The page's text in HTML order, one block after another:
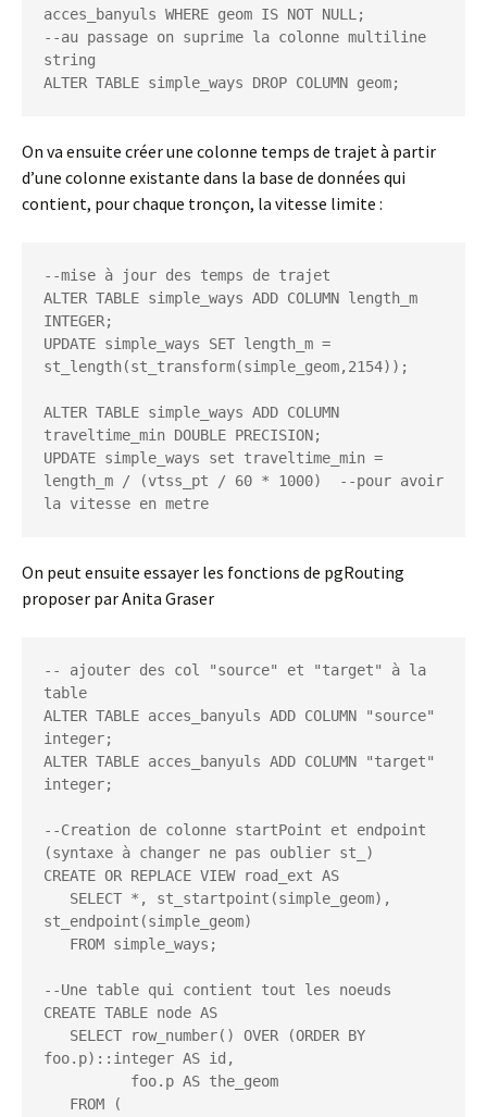
acces_banyuls WHERE geom IS NOT NULL;
--au passage on suprime la colonne multiline
string
ALTER TABLE simple_ways DROP COLUMN geom;
On va ensuite créer une colonne temps de trajet à partir
d’une colonne existante dans la base de données qui
contient, pour chaque tronçon, la vitesse limite :
--mise à jour des temps de trajet
ALTER TABLE simple_ways ADD COLUMN length_m
INTEGER;
UPDATE simple_ways SET length_m =
st_length(st_transform(simple_geom,2154));
ALTER TABLE simple_ways ADD COLUMN
traveltime_min DOUBLE PRECISION;
UPDATE simple_ways set traveltime_min =
length_m / (vtss_pt / 60 * 1000)  --pour avoir
la vitesse en metre
On peut ensuite essayer les fonctions de pgRouting
proposer par Anita Graser
-- ajouter des col "source" et "target" à la
table
ALTER TABLE acces_banyuls ADD COLUMN "source"
integer;
ALTER TABLE acces_banyuls ADD COLUMN "target"
integer;
--Creation de colonne startPoint et endpoint
(syntaxe à changer ne pas oublier st_)
CREATE OR REPLACE VIEW road_ext AS
SELECT *, st_startpoint(simple_geom),
st_endpoint(simple_geom)
FROM simple_ways;
--Une table qui contient tout les noeuds
CREATE TABLE node AS
SELECT row_number() OVER (ORDER BY
foo.p)::integer AS id,
foo.p AS the_geom
FROM (